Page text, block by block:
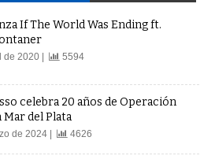
If The World Was Ending ft.
2020 | 5594
celebra 20 años de Operación
del Plata
de 2024 | 4626